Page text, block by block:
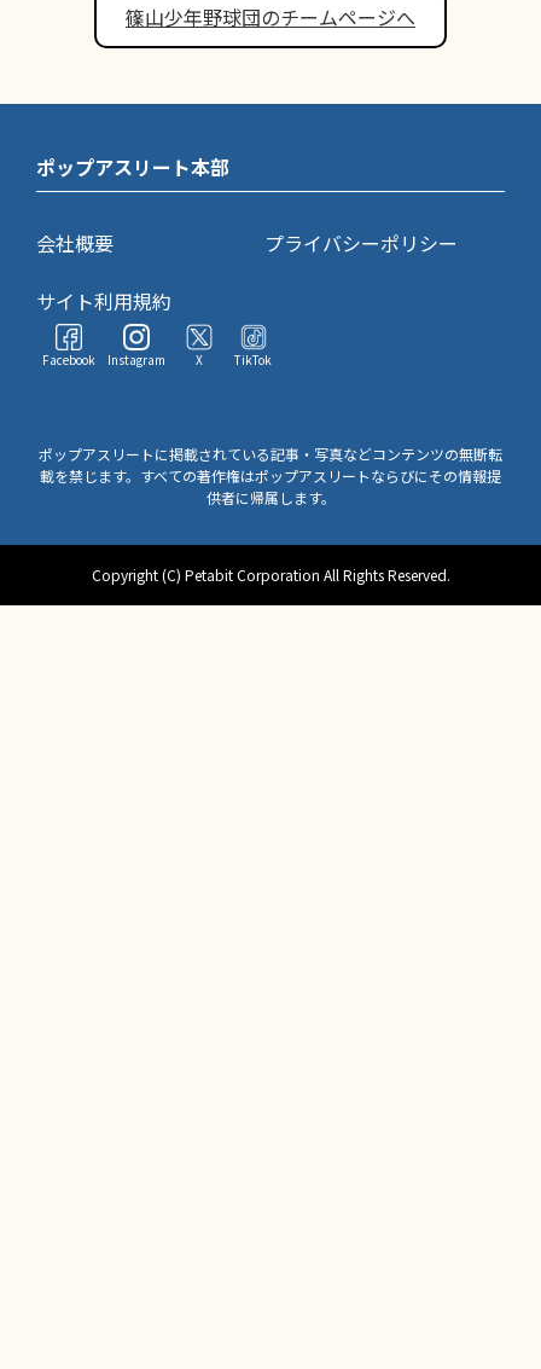
篠山少年野球団のチームページへ
ポップアスリート本部
会社概要
プライバシーポリシー
サイト利用規約
Facebook Instagram X TikTok
ポップアスリートに掲載されている記事・写真などコンテンツの無断転
載を禁じます。すべての著作権はポップアスリートならびにその情報提
供者に帰属します。
Copyright (C) Petabit Corporation All Rights Reserved.